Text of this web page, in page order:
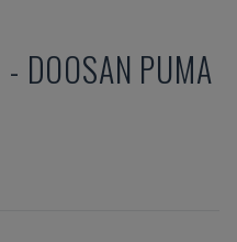
- DOOSAN PUMA